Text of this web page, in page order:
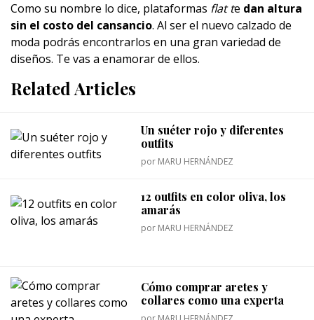
Como su nombre lo dice, plataformas flat te dan altura
sin el costo del cansancio. Al ser el nuevo calzado de
moda podrás encontrarlos en una gran variedad de
diseños. Te vas a enamorar de ellos.
Related Articles
Un suéter rojo y diferentes
outfits
por MARU HERNÁNDEZ
12 outfits en color oliva, los
amarás
por MARU HERNÁNDEZ
Cómo comprar aretes y
collares como una experta